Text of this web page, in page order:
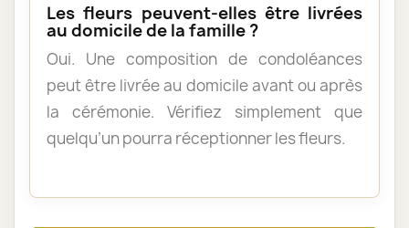
Les fleurs peuvent-elles être livrées
au domicile de la famille ?
Oui. Une composition de condoléances
peut être livrée au domicile avant ou après
la cérémonie. Vérifiez simplement que
quelqu’un pourra réceptionner les fleurs.